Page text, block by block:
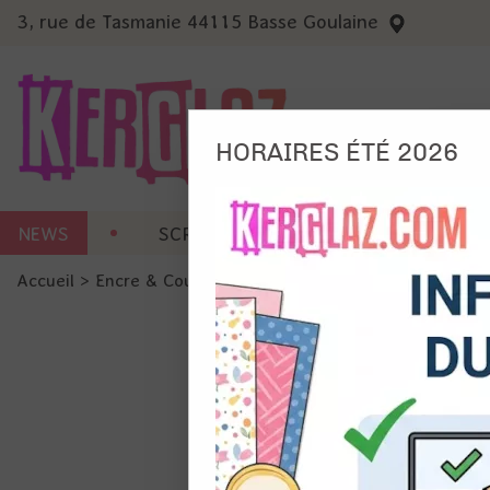
3, rue de Tasmanie 44115 Basse Goulaine
NEWS SCRAP CARTERIE MACHINES
Accueil > Encre & Couleur > >Wow!
Ils
et du
précises
Si vous
de la
HORAIRES ÉTÉ 2026